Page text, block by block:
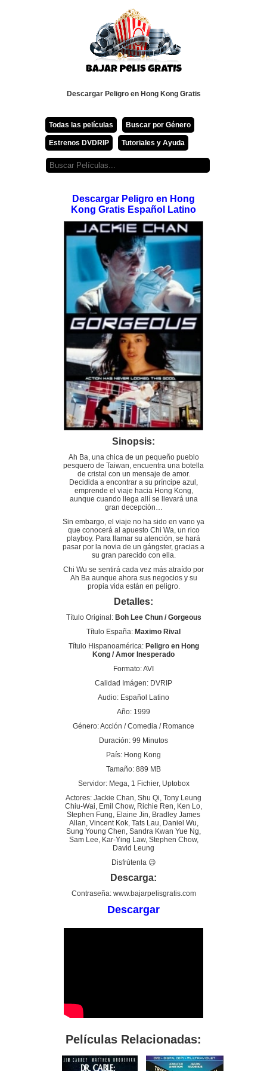
Descargar Peligro en Hong Kong Gratis
Todas las películas Buscar por Género
Estrenos DVDRIP Tutoriales y Ayuda
Descargar Peligro en Hong
Kong Gratis Español Latino
Sinopsis:
Ah Ba, una chica de un pequeño pueblo
pesquero de Taiwan, encuentra una botella
de cristal con un mensaje de amor.
Decidida a encontrar a su príncipe azul,
emprende el viaje hacia Hong Kong,
aunque cuando llega allí se llevará una
gran decepción…
Sin embargo, el viaje no ha sido en vano ya
que conocerá al apuesto Chi Wa, un rico
playboy. Para llamar su atención, se hará
pasar por la novia de un gángster, gracias a
su gran parecido con ella.
Chi Wu se sentirá cada vez más atraído por
Ah Ba aunque ahora sus negocios y su
propia vida están en peligro.
Detalles:
Título Original: Boh Lee Chun / Gorgeous
Título España: Maximo Rival
Título Hispanoamérica:Peligro en Hong
Kong / Amor Inesperado
Formato: AVI
Calidad Imágen: DVRIP
Audio: Español Latino
Año: 1999
Género: Acción / Comedia / Romance
Duración: 99 Minutos
País: Hong Kong
Tamaño: 889 MB
Servidor: Mega, 1 Fichier, Uptobox
Actores: Jackie Chan, Shu Qi, Tony Leung
Chiu-Wai, Emil Chow, Richie Ren, Ken Lo,
Stephen Fung, Elaine Jin, Bradley James
Allan, Vincent Kok, Tats Lau, Daniel Wu,
Sung Young Chen, Sandra Kwan Yue Ng,
Sam Lee, Kar-Ying Law, Stephen Chow,
David Leung
Disfrútenla 😉
Descarga:
Contraseña: www.bajarpelisgratis.com
Descargar
Películas Relacionadas: